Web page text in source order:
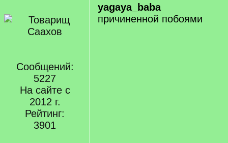
Сообщений:
5227
На сайте с
2012 г.
Рейтинг:
3901
yagaya_baba
причиненной побоями